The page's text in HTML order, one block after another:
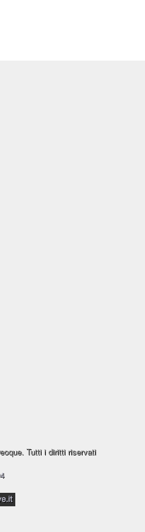
Tutti i diritti riservati